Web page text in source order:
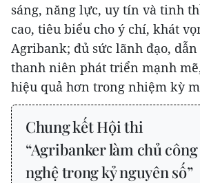
sáng, năng lực, uy tín và tinh
cao, tiêu biểu cho ý chí, khát
Agribank; đủ sức lãnh đạo,
thanh niên phát triển mạnh
hiệu quả hơn trong nhiệm kỳ
Chung kết Hội thi
“Agribanker làm chủ công
nghệ trong kỷ nguyên số”